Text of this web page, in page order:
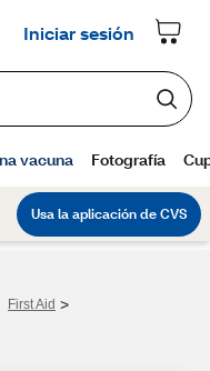
First Aid >